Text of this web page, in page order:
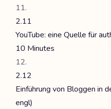
2.11
YouTube: eine Quelle für
10 Minutes
2.12
Einführung von Bloggen in
engl)